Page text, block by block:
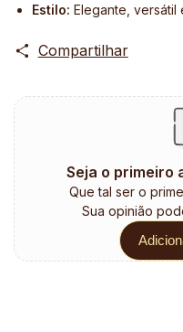
Estilo: Elegante, versátil
Compartilhar
Seja o primeiro
Que tal ser o
Sua opinião